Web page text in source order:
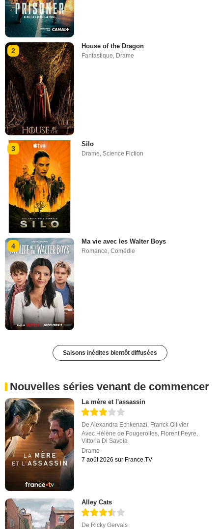
2
House of the Dragon
Fantastique, Drame
3
Silo
Drame ,Science Fiction
4
Ma vie avec les Walter Boys
Romance,Comédie
Saisons inédites bientôt diffusées
Nouvelles séries venant de commencer
La mère et l'assassin
DeAlexandra Echkenazi, Franck Ollivier
Avec Hélène de Fougerolles, Florent Peyre,
Vittoria Di Savoia
Drame
7 août 2026 sur France.TV
Alley Cats
De Ricky Gervais